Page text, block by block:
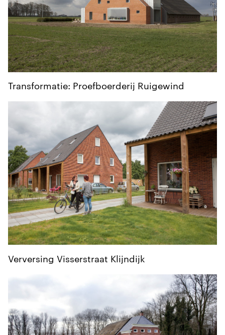
Transformatie: Proefboerderij Ruigewind
Verversing Visserstraat Klijndijk